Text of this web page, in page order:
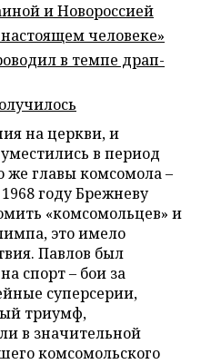
и Новороссией
человеке»
в темпе драп-
на церкви, и
в период
же главы комсомола –
году Брежневу
«комсомольцев» и
это имело
Павлов был
спорт – бои за
суперсерии,
триумф,
в значительной
комсомольского